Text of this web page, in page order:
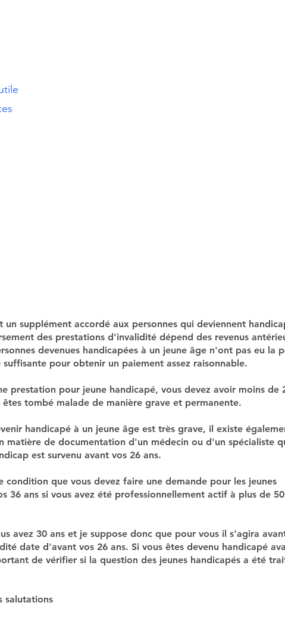
un supplément accordé aux personnes qui deviennent
des prestations d'invalidité dépend des revenus
devenues handicapées à un jeune âge n'ont pas eu la
pour obtenir un paiement assez raisonnable.
prestation pour jeune handicapé, vous devez avoir moins de
tombé malade de manière grave et permanente.
handicapé à un jeune âge est très grave, il existe
matière de documentation d'un médecin ou d'un spécialiste
est survenu avant vos 26 ans.
condition que vous devez faire une demande pour les jeunes
36 ans si vous avez été professionnellement actif à plus de
avez 30 ans et je suppose donc que pour vous il s'agira
date d'avant vos 26 ans. Si vous êtes devenu handicapé
de vérifier si la question des jeunes handicapés a été
salutations